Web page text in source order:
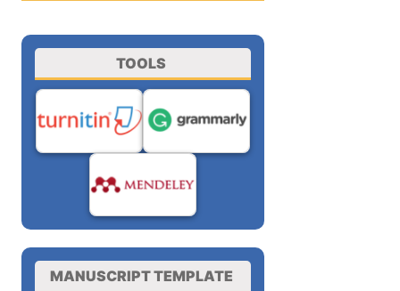
TOOLS
MANUSCRIPT TEMPLATE